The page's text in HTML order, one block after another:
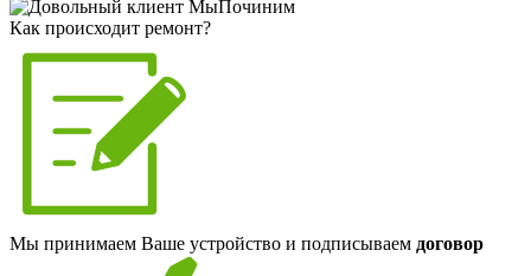
Как происходит ремонт?
Мы принимаем Ваше устройство и подписываем договор